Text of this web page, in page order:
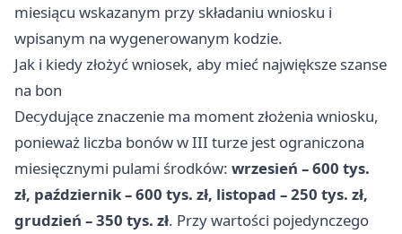
miesiącu wskazanym przy składaniu wniosku i
wpisanym na wygenerowanym kodzie.
Jak i kiedy złożyć wniosek, aby mieć największe szanse
na bon
Decydujące znaczenie ma moment złożenia wniosku,
ponieważ liczba bonów w III turze jest ograniczona
miesięcznymi pulami środków: wrzesień – 600 tys.
zł, październik – 600 tys. zł, listopad – 250 tys. zł,
grudzień – 350 tys. zł. Przy wartości pojedynczego